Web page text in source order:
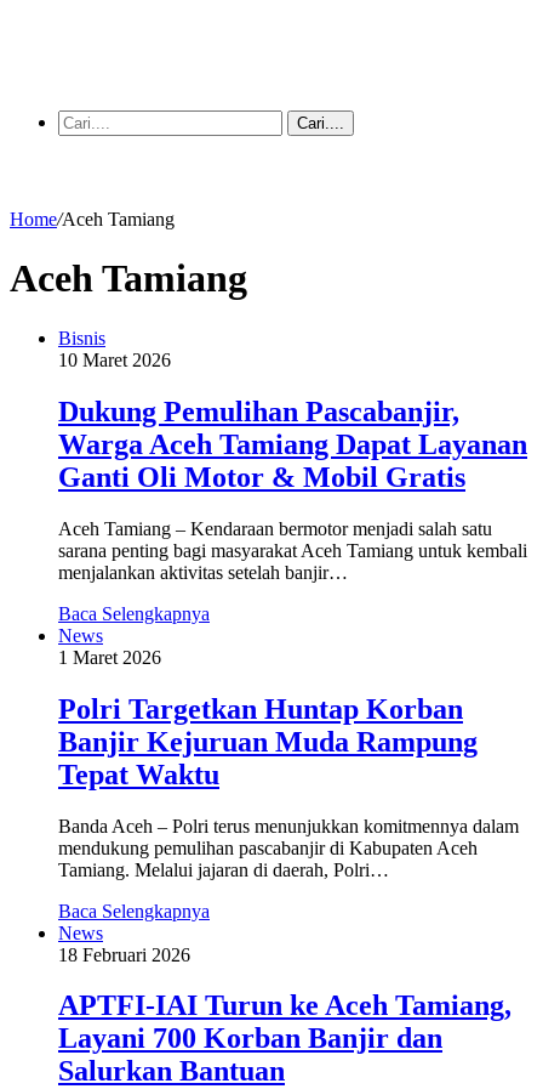
Cari....
Home/Aceh Tamiang
Aceh Tamiang
Bisnis
10 Maret 2026
Dukung Pemulihan Pascabanjir,
Warga Aceh Tamiang Dapat Layanan
Ganti Oli Motor & Mobil Gratis
Aceh Tamiang – Kendaraan bermotor menjadi salah satu
sarana penting bagi masyarakat Aceh Tamiang untuk kembali
menjalankan aktivitas setelah banjir…
Baca Selengkapnya
News
1 Maret 2026
Polri Targetkan Huntap Korban
Banjir Kejuruan Muda Rampung
Tepat Waktu
Banda Aceh – Polri terus menunjukkan komitmennya dalam
mendukung pemulihan pascabanjir di Kabupaten Aceh
Tamiang. Melalui jajaran di daerah, Polri…
Baca Selengkapnya
News
18 Februari 2026
APTFI-IAI Turun ke Aceh Tamiang,
Layani 700 Korban Banjir dan
Salurkan Bantuan